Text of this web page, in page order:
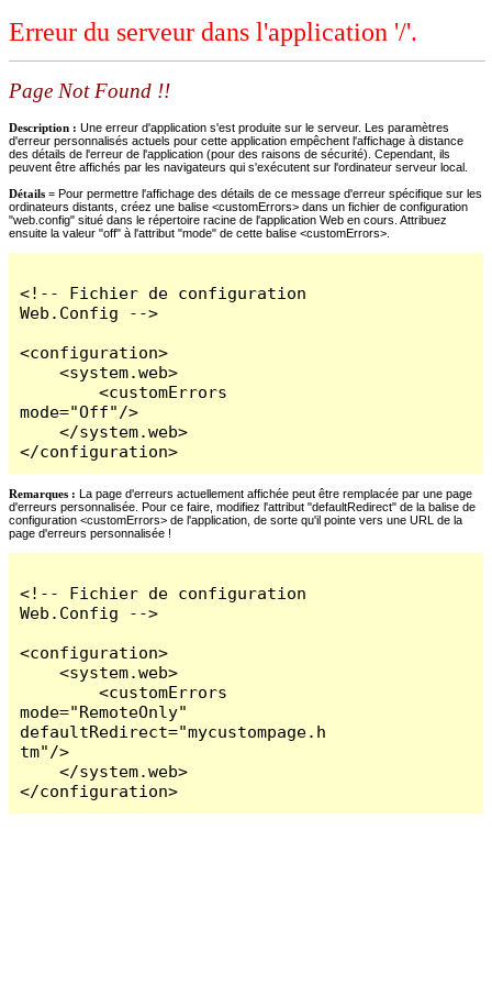
Erreur du serveur dans l'application '/'.
Page Not Found !!
Description : Une erreur d'application s'est produite sur le serveur. Les paramètres
d'erreur personnalisés actuels pour cette application empêchent l'affichage à distance
des détails de l'erreur de l'application (pour des raisons de sécurité). Cependant, ils
peuvent être affichés par les navigateurs qui s'exécutent sur l'ordinateur serveur local.
Détails = Pour permettre l'affichage des détails de ce message d'erreur spécifique sur les
ordinateurs distants, créez une balise <customErrors> dans un fichier de configuration
"web.config" situé dans le répertoire racine de l'application Web en cours. Attribuez
ensuite la valeur "off" à l'attribut "mode" de cette balise <customErrors>.
<!-- Fichier de configuration
Web.Config -->
<configuration>
    <system.web>
        <customErrors
mode="Off"/>
    </system.web>
</configuration>
Remarques : La page d'erreurs actuellement affichée peut être remplacée par une page
d'erreurs personnalisée. Pour ce faire, modifiez l'attribut "defaultRedirect" de la balise de
configuration <customErrors> de l'application, de sorte qu'il pointe vers une URL de la
page d'erreurs personnalisée !
<!-- Fichier de configuration
Web.Config -->
<configuration>
    <system.web>
        <customErrors
mode="RemoteOnly"
defaultRedirect="mycustompage.h
tm"/>
    </system.web>
</configuration>